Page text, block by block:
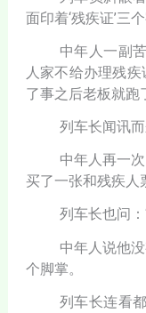
面印着‘残疾证’三
中年人一副
人家不给办理残
了事之后老板就跑
列车长闻讯而
中年人再一
买了一张和残疾人
列车长也问：
中年人说他
个脚掌。
列车长连看